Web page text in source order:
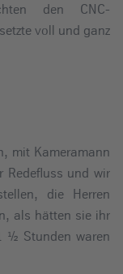
den CNC-
voll und ganz
mit Kameramann
Redefluss und wir
die Herren
als hätten sie ihr
½ Stunden waren